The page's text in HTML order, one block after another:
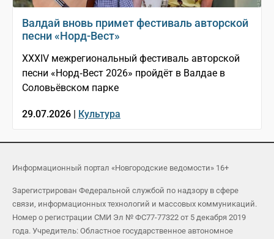
Валдай вновь примет фестиваль авторской
песни «Норд-Вест»
XXXIV межрегиональный фестиваль авторской
песни «Норд‑Вест 2026» пройдёт в Валдае в
Соловьёвском парке
29.07.2026 | Культура
Информационный портал «Новгородские ведомости» 16+
Зарегистрирован Федеральной службой по надзору в сфере
связи, информационных технологий и массовых коммуникаций.
Номер о регистрации СМИ Эл № ФС77-77322 от 5 декабря 2019
года. Учредитель: Областное государственное автономное